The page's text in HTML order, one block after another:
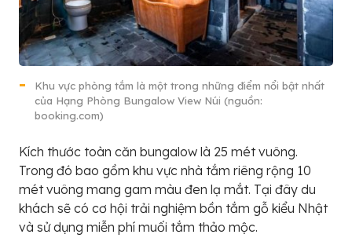
Khu vực phòng tắm là một trong những điểm nổi bật nhất
của Hạng Phòng Bungalow View Núi (nguồn:
booking.com)
Kích thước toàn căn bungalow là 25 mét vuông.
Trong đó bao gồm khu vực nhà tắm riêng rộng 10
mét vuông mang gam màu đen lạ mắt. Tại đây du
khách sẽ có cơ hội trải nghiệm bồn tắm gỗ kiểu Nhật
và sử dụng miễn phí muối tắm thảo mộc.